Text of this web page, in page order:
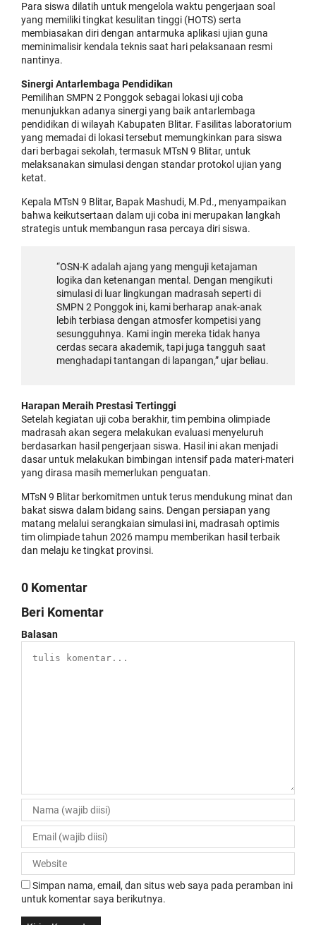
Para siswa dilatih untuk mengelola waktu pengerjaan soal
yang memiliki tingkat kesulitan tinggi (HOTS) serta
membiasakan diri dengan antarmuka aplikasi ujian guna
meminimalisir kendala teknis saat hari pelaksanaan resmi
nantinya.
Sinergi Antarlembaga Pendidikan
Pemilihan SMPN 2 Ponggok sebagai lokasi uji coba
menunjukkan adanya sinergi yang baik antarlembaga
pendidikan di wilayah Kabupaten Blitar. Fasilitas laboratorium
yang memadai di lokasi tersebut memungkinkan para siswa
dari berbagai sekolah, termasuk MTsN 9 Blitar, untuk
melaksanakan simulasi dengan standar protokol ujian yang
ketat.
Kepala MTsN 9 Blitar, Bapak Mashudi, M.Pd., menyampaikan
bahwa keikutsertaan dalam uji coba ini merupakan langkah
strategis untuk membangun rasa percaya diri siswa.
“OSN-K adalah ajang yang menguji ketajaman
logika dan ketenangan mental. Dengan mengikuti
simulasi di luar lingkungan madrasah seperti di
SMPN 2 Ponggok ini, kami berharap anak-anak
lebih terbiasa dengan atmosfer kompetisi yang
sesungguhnya. Kami ingin mereka tidak hanya
cerdas secara akademik, tapi juga tangguh saat
menghadapi tantangan di lapangan,” ujar beliau.
Harapan Meraih Prestasi Tertinggi
Setelah kegiatan uji coba berakhir, tim pembina olimpiade
madrasah akan segera melakukan evaluasi menyeluruh
berdasarkan hasil pengerjaan siswa. Hasil ini akan menjadi
dasar untuk melakukan bimbingan intensif pada materi-materi
yang dirasa masih memerlukan penguatan.
MTsN 9 Blitar berkomitmen untuk terus mendukung minat dan
bakat siswa dalam bidang sains. Dengan persiapan yang
matang melalui serangkaian simulasi ini, madrasah optimis
tim olimpiade tahun 2026 mampu memberikan hasil terbaik
dan melaju ke tingkat provinsi.
0 Komentar
Beri Komentar
Balasan
Simpan nama, email, dan situs web saya pada peramban ini
untuk komentar saya berikutnya.